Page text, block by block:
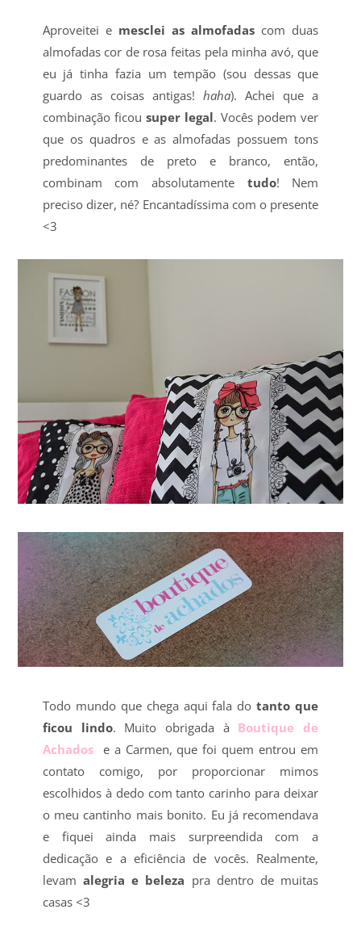
Aproveitei e mesclei as almofadas com duas
almofadas cor de rosa feitas pela minha avó, que
eu já tinha fazia um tempão (sou dessas que
guardo as coisas antigas!haha). Achei que a
combinação ficou super legal. Vocês podem ver
que os quadros e as almofadas possuem tons
predominantes de preto e branco, então,
combinam com absolutamente tudo! Nem
preciso dizer, né? Encantadíssima com o presente
<3
Todo mundo que chega aqui fala dotanto que
ficou lindo. Muito obrigada à Boutique de
Achados
e a Carmen, que foi quem entrou em
contato comigo, por proporcionar mimos
escolhidos à dedo com tanto carinho para deixar
o meu cantinho mais bonito. Eu já recomendava
e fiquei ainda mais surpreendida com a
dedicação e a eficiência de vocês. Realmente,
levam alegria e beleza pra dentro de muitas
casas <3